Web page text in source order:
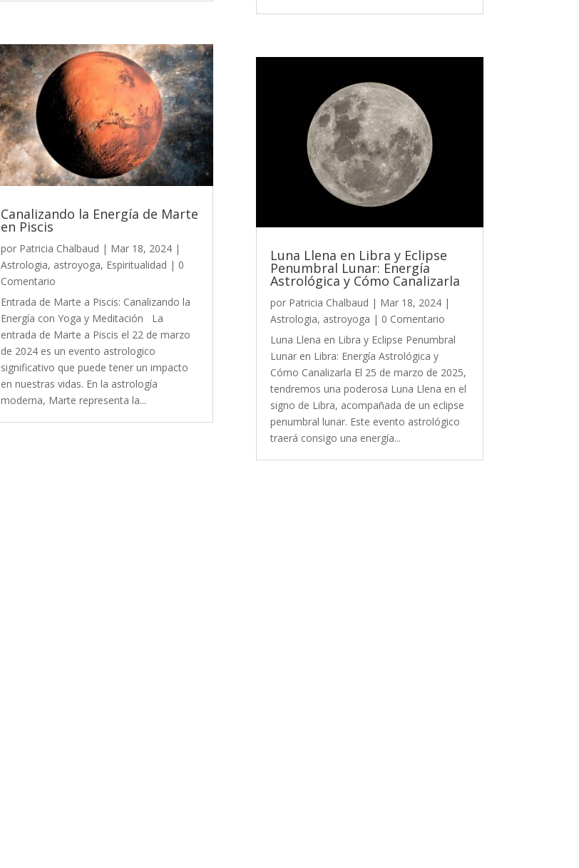
Canalizando la Energía de Marte
en Piscis
por Patricia Chalbaud | Mar 18, 2024|
Astrologia, astroyoga, Espiritualidad | 0
Comentario
Entrada de Marte a Piscis: Canalizando la
Energía con Yoga y Meditación La
entrada de Marte a Piscis el 22 de marzo
de 2024 es un evento astrologico
significativo que puede tener un impacto
en nuestras vidas. En la astrología
moderna, Marte representa la...
Luna Llena en Libra y Eclipse
Penumbral Lunar: Energía
Astrológica y Cómo Canalizarla
por Patricia Chalbaud | Mar 18, 2024|
Astrologia, astroyoga | 0 Comentario
Luna Llena en Libra y Eclipse Penumbral
Lunar en Libra: Energía Astrológica y
Cómo Canalizarla El 25 de marzo de 2025,
tendremos una poderosa Luna Llena en el
signo de Libra, acompañada de un eclipse
penumbral lunar. Este evento astrológico
traerá consigo una energía...